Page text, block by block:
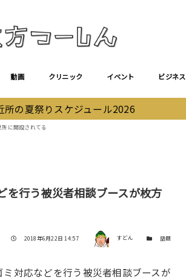
動画 クリニック イベント ビジネス
所の夏祭りスケジュール2026
に開設されてる
を行う被災者相談ブースが枚方
投稿日
2018年6月22日 14:57 著者 すどん カテゴリー
話題
対応などを行う被災者相談ブースが